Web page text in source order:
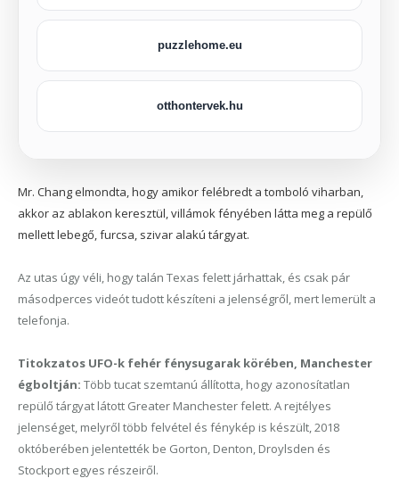
puzzlehome.eu
otthontervek.hu
Mr. Chang elmondta, hogy amikor felébredt a tomboló viharban,
akkor az ablakon keresztül, villámok fényében látta meg a repülő
mellett lebegő, furcsa, szivar alakú tárgyat.
Az utas úgy véli, hogy talán Texas felett járhattak, és csak pár
másodperces videót tudott készíteni a jelenségről, mert lemerült a
telefonja.
Titokzatos UFO-k fehér fénysugarak körében, Manchester
égboltján: Több tucat szemtanú állította, hogy azonosítatlan
repülő tárgyat látott Greater Manchester felett. A rejtélyes
jelenséget, melyről több felvétel és fénykép is készült, 2018
októberében jelentették be Gorton, Denton, Droylsden és
Stockport egyes részeiről.